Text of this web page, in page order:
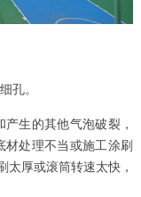
孔。
生的其他气泡破裂，
材处理不当或施工涂刷
太厚或滚筒转速太快，